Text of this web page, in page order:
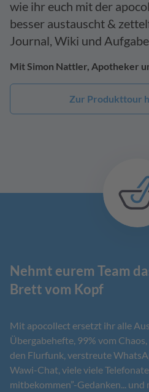
wie ihr euch mit der
besser austauscht &
Journal, Wiki und
Mit Simon Nattler, Apotheker
Zur Produkttour
Nehmt eurem Team
Brett vom Kopf
Mit apocollect ersetzt ihr alle
Übergabehefte, 99% vom
den Flurfunk, verstreute
Wawi-Chat, viele viele
mitbekommen”-Gedanken... und